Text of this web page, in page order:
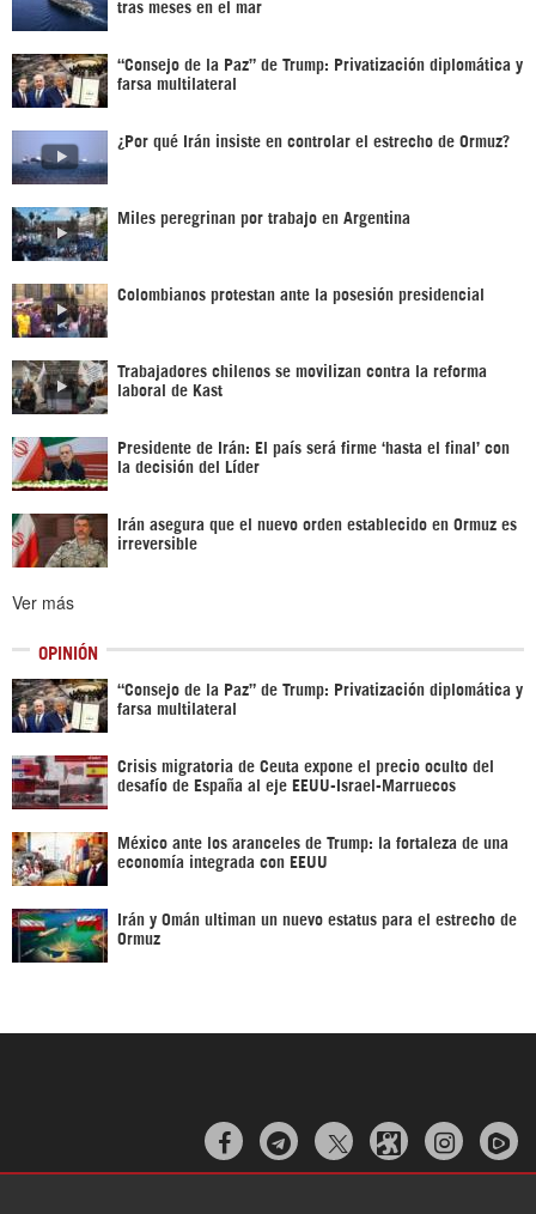
tras meses en el mar
“Consejo de la Paz” de Trump: Privatización diplomática y
farsa multilateral
¿Por qué Irán insiste en controlar el estrecho de Ormuz?
Miles peregrinan por trabajo en Argentina
Colombianos protestan ante la posesión presidencial
Trabajadores chilenos se movilizan contra la reforma
laboral de Kast
Presidente de Irán: El país será firme ‘hasta el final’ con
la decisión del Líder
Irán asegura que el nuevo orden establecido en Ormuz es
irreversible
Ver más
OPINIÓN
“Consejo de la Paz” de Trump: Privatización diplomática y
farsa multilateral
Crisis migratoria de Ceuta expone el precio oculto del
desafío de España al eje EEUU-Israel-Marruecos
México ante los aranceles de Trump: la fortaleza de una
economía integrada con EEUU
Irán y Omán ultiman un nuevo estatus para el estrecho de
Ormuz
  